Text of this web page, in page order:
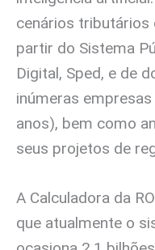
cenários tributários
partir do Sistema
Digital, Sped, e de
inúmeras
anos), bem como
seus projetos de
A Calculadora da
que atualmente o